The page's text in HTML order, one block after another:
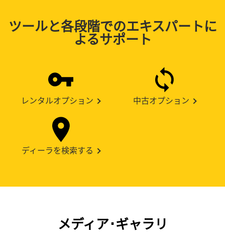
ツールと各段階でのエキスパートに
よるサポート
レンタルオプション 中古オプション
ディーラを検索する
メディア･ギャラリ